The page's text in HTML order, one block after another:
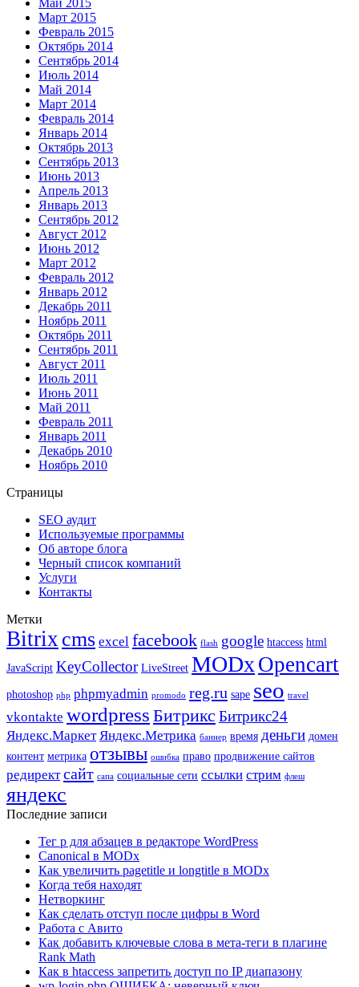
Март 2015
Февраль 2015
Октябрь 2014
Сентябрь 2014
Июль 2014
Май 2014
Март 2014
Февраль 2014
Январь 2014
Октябрь 2013
Сентябрь 2013
Июнь 2013
Апрель 2013
Январь 2013
Сентябрь 2012
Август 2012
Июнь 2012
Март 2012
Февраль 2012
Январь 2012
Декабрь 2011
Ноябрь 2011
Октябрь 2011
Сентябрь 2011
Август 2011
Июль 2011
Июнь 2011
Май 2011
Февраль 2011
Январь 2011
Декабрь 2010
Ноябрь 2010
Страницы
SEO аудит
Используемые программы
Об авторе блога
Черный список компаний
Услуги
Контакты
Метки
Bitrix cms excel facebook flash google htaccess html
JavaScript KeyCollector LiveStreet MODx Opencart
photoshop php phpmyadmin promodo reg.ru sape seo travel
vkontakte wordpress Битрикс Битрикс24
Яндекс.Маркет Яндекс.Метрика баннер время деньги домен
контент метрика отзывы ошибка право продвижение сайтов
редирект сайт сапа социальные сети ссылки стрим флеш
яндекс
Последние записи
Тег p для абзацев в редакторе WordPress
Canonical в MODx
Как увеличить pagetitle и longtitle в MODx
Когда тебя находят
Нетворкинг
Как сделать отступ после цифры в Word
Работа с Авито
Как добавить ключевые слова в мета-теги в плагине
Rank Math
Как в htaccess запретить доступ по IP диапазону